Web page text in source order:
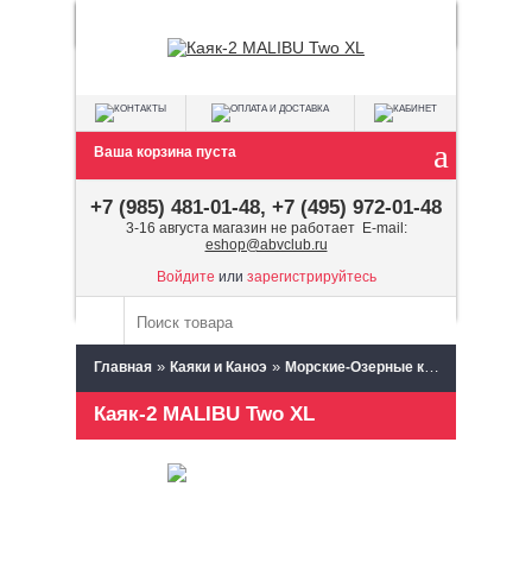
Ваша корзина пуста
+7 (985) 481-01-48, +7 (495) 972-01-48
3-16 августа магазин не работает E-mail:
eshop@abvclub.ru
Войдите или зарегистрируйтесь
Главная » Каяки и Каноэ » Морские-Озерные каяки и каноэ
Каяк-2 MALIBU Two XL